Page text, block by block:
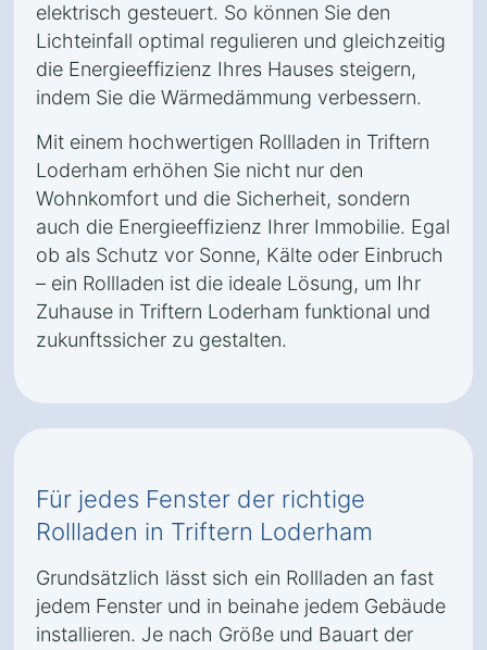
elektrisch gesteuert. So können Sie den
Lichteinfall optimal regulieren und gleichzeitig
die Energieeffizienz Ihres Hauses steigern,
indem Sie die Wärmedämmung verbessern.
Mit einem hochwertigen Rollladen in Triftern
Loderham erhöhen Sie nicht nur den
Wohnkomfort und die Sicherheit, sondern
auch die Energieeffizienz Ihrer Immobilie. Egal
ob als Schutz vor Sonne, Kälte oder Einbruch
– ein Rollladen ist die ideale Lösung, um Ihr
Zuhause in Triftern Loderham funktional und
zukunftssicher zu gestalten.
Für jedes Fenster der richtige
Rollladen in Triftern Loderham
Grundsätzlich lässt sich ein Rollladen an fast
jedem Fenster und in beinahe jedem Gebäude
installieren. Je nach Größe und Bauart der